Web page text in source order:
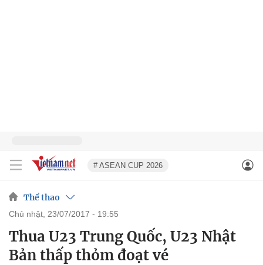
# ASEAN CUP 2026
Thể thao
chủ nhật, 23/07/2017 - 19:55
Thua U23 Trung Quốc, U23 Nhật
Bản thấp thỏm đoạt vé